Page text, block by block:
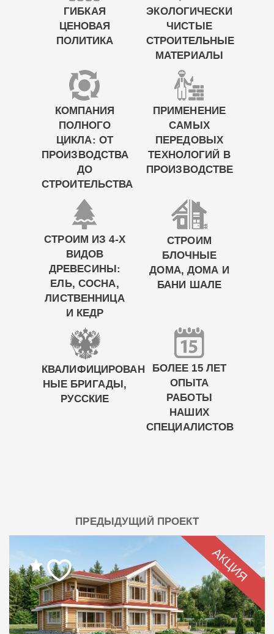
ГИБКАЯ
ЦЕНОВАЯ
ПОЛИТИКА
ЭКОЛОГИЧЕСКИ
ЧИСТЫЕ
СТРОИТЕЛЬНЫЕ
МАТЕРИАЛЫ
КОМПАНИЯ
ПОЛНОГО
ЦИКЛА: ОТ
ПРОИЗВОДСТВА
ДО
СТРОИТЕЛЬСТВА
ПРИМЕНЕНИЕ
САМЫХ
ПЕРЕДОВЫХ
ТЕХНОЛОГИЙ В
ПРОИЗВОДСТВЕ
СТРОИМ ИЗ 4-Х
ВИДОВ
ДРЕВЕСИНЫ:
ЕЛЬ, СОСНА,
ЛИСТВЕННИЦА
И КЕДР
СТРОИМ
БЛОЧНЫЕ
ДОМА, ДОМА И
БАНИ ШАЛЕ
КВАЛИФИЦИРОВАН
НЫЕ БРИГАДЫ,
РУССКИЕ
БОЛЕЕ 15 ЛЕТ
ОПЫТА
РАБОТЫ
НАШИХ
СПЕЦИАЛИСТОВ
ПРЕДЫДУЩИЙ ПРОЕКТ
АКЦИЯ